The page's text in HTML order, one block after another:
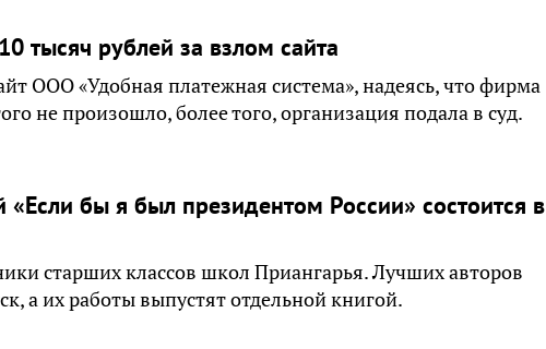
тысяч рублей за взлом сайта
ООО «Удобная платежная система», надеясь, что фирма
не произошло, более того, организация подала в суд.
бы я был президентом России» состоится в
старших классов школ Приангарья. Лучших авторов
а их работы выпустят отдельной книгой.